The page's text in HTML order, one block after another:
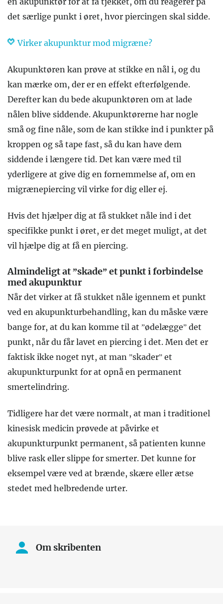
det særlige punkt i øret, hvor piercingen skal sidde.
Virker akupunktur mod migræne?
Akupunktøren kan prøve at stikke en nål i, og du
kan mærke om, der er en effekt efterfølgende.
Derefter kan du bede akupunktøren om at lade
nålen blive siddende. Akupunktørerne har nogle
små og fine nåle, som de kan stikke ind i punkter på
kroppen og så tape fast, så du kan have dem
siddende i længere tid. Det kan være med til
yderligere at give dig en fornemmelse af, om en
migrænepiercing vil virke for dig eller ej.
Hvis det hjælper dig at få stukket nåle ind i det
specifikke punkt i øret, er det meget muligt, at det
vil hjælpe dig at få en piercing.
Almindeligt at ”skade” et punkt i forbindelse
med akupunktur
Når det virker at få stukket nåle igennem et punkt
ved en akupunkturbehandling, kan du måske være
bange for, at du kan komme til at ”ødelægge” det
punkt, når du får lavet en piercing i det. Men det er
faktisk ikke noget nyt, at man ”skader” et
akupunkturpunkt for at opnå en permanent
smertelindring.
Tidligere har det være normalt, at man i traditionel
kinesisk medicin prøvede at påvirke et
akupunkturpunkt permanent, så patienten kunne
blive rask eller slippe for smerter. Det kunne for
eksempel være ved at brænde, skære eller ætse
stedet med helbredende urter.
Om skribenten